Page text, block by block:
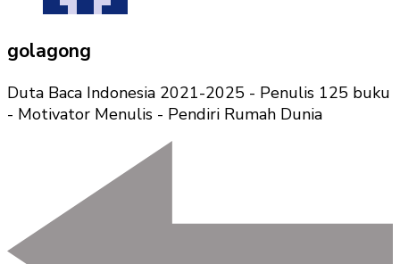
golagong
Duta Baca Indonesia 2021-2025 - Penulis 125 buku
- Motivator Menulis - Pendiri Rumah Dunia